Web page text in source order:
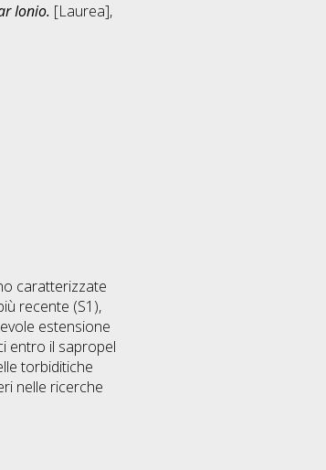
Ionio. [Laurea],
caratterizzate
recente (S1),
estensione
entro il sapropel
torbiditiche
nelle ricerche